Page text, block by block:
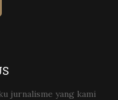
jurnalisme yang kami